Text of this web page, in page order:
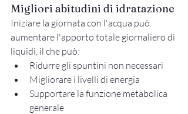
Migliori abitudini di idratazione
Iniziare la giornata con l'acqua può
aumentare l'apporto totale giornaliero di
liquidi, il che può:
Ridurre gli spuntini non necessari
Migliorare i livelli di energia
Supportare la funzione metabolica
generale